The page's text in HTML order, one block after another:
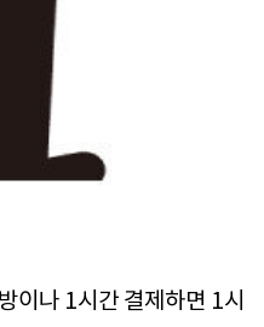
이나 1시간 결제하면 1시